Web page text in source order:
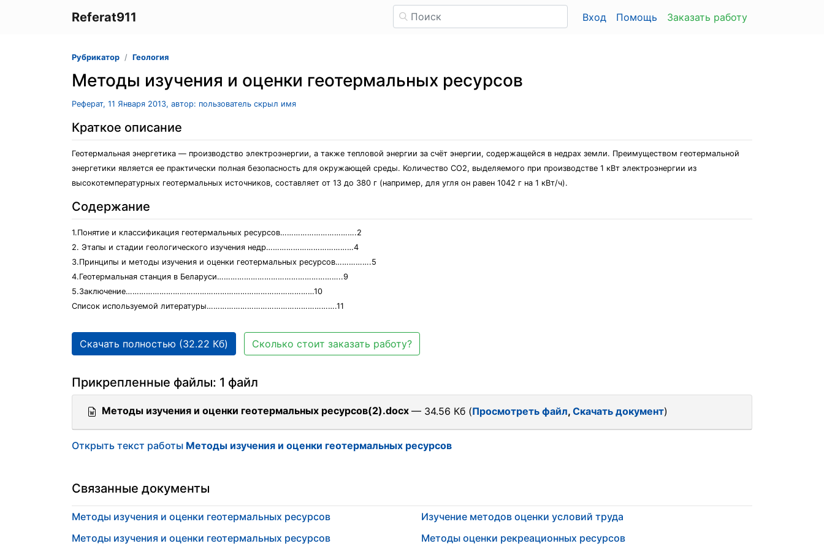
Referat911 Вход Помощь Заказать работу
Рубрикатор Геология
Методы изучения и оценки геотермальных ресурсов
Реферат, 11 Января 2013, автор: пользователь скрыл имя
Краткое описание
Геотермальная энергетика — производство электроэнергии, а также тепловой энергии за счёт энергии, содержащейся в недрах земли. Преимуществом геотермальной
энергетики является ее практически полная безопасность для окружающей среды. Количество СО2, выделяемого при производстве 1 кВт электроэнергии из
высокотемпературных геотермальных источников, составляет от 13 до 380 г (например, для угля он равен 1042 г на 1 кВт/ч).
Содержание
1.Понятие и классификация геотермальных ресурсов…………………………….2
2. Этапы и стадии геологического изучения недр…………………………………4
3.Принципы и методы изучения и оценки геотермальных ресурсов…………….5
4.Геотермальная станция в Беларуси………………………………………………..9
5.Заключение…………………………………………………………………………10
Список используемой литературы………………………………………………….11
Скачать полностью (32.22 Кб) Сколько стоит заказать работу?
Прикрепленные файлы: 1 файл
Методы изучения и оценки геотермальных ресурсов(2).docx — 34.56 Кб (Просмотреть файл, Скачать документ)
Открыть текст работы Методы изучения и оценки геотермальных ресурсов
Связанные документы
Методы изучения и оценки геотермальных ресурсов
Методы изучения и оценки геотермальных ресурсов
Изучение методов оценки условий труда
Методы оценки рекреационных ресурсов